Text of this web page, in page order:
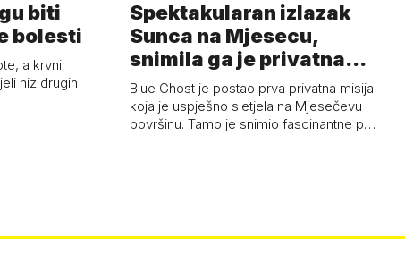
biti
bolesti
a krvni
niz drugih
Spektakularan izlazak
Sunca na Mjesecu,
snimila ga je privatna
letjelica - 'Pla…
Blue Ghost je postao prva privatna misija
koja je uspješno sletjela na Mjesečevu
površinu. Tamo je snimio fascinantne p…